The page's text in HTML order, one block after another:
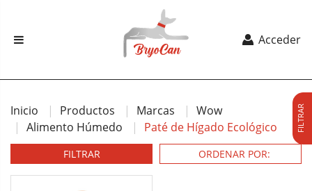
Acceder
Inicio Productos Marcas
Wow
Alimento Húmedo
Paté de Hígado Ecológico
FILTRAR
FILTRAR